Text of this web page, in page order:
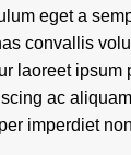
eget a
convallis
laoreet ipsum
ac
imperdiet